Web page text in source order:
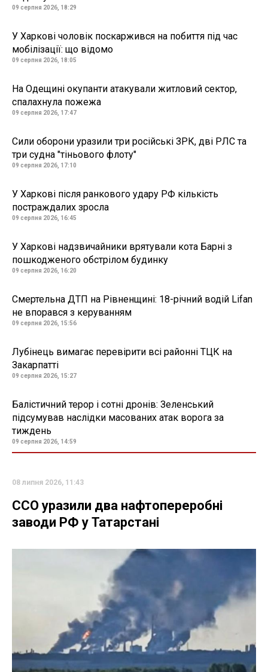
09 серпня 2026, 18:29
У Харкові чоловік поскаржився на побиття під час
мобілізації: що відомо
09 серпня 2026, 18:05
На Одещині окупанти атакували житловий сектор,
спалахнула пожежа
09 серпня 2026, 17:47
Сили оборони уразили три російські ЗРК, дві РЛС та
три судна "тіньового флоту"
09 серпня 2026, 17:10
У Харкові після ранкового удару РФ кількість
постраждалих зросла
09 серпня 2026, 16:45
У Харкові надзвичайники врятували кота Барні з
пошкодженого обстрілом будинку
09 серпня 2026, 16:20
Смертельна ДТП на Рівненщині: 18-річний водій Lifan
не впорався з керуванням
09 серпня 2026, 15:56
Лубінець вимагає перевірити всі районні ТЦК на
Закарпатті
09 серпня 2026, 15:27
Балістичний терор і сотні дронів: Зеленський
підсумував наслідки масованих атак ворога за
тиждень
09 серпня 2026, 14:59
08 липня 2026, 11:43
ССО уразили два нафтопереробні
заводи РФ у Татарстані